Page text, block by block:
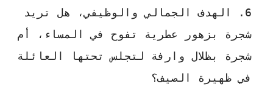
الهدف الجمالي والوظيفي، هل تريد
شجرة بزهور عطرية تفوح في المساء، أم
شجرة بظلال وارفة لتجلس تحتها العائلة
في ظهيرة الصيف؟